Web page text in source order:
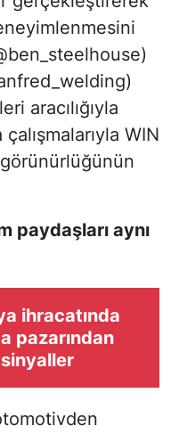
aracılığıyla
WIN
görünürlüğünün
paydaşları aynı
ihracatında
pazarından